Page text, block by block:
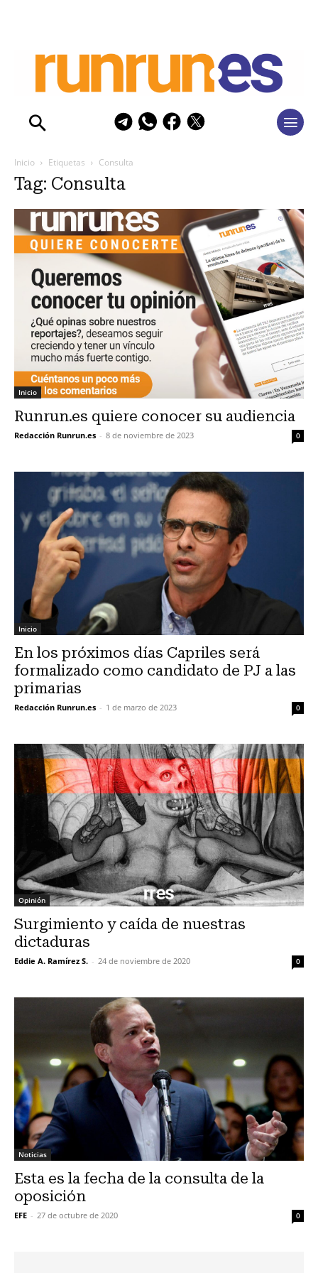
Inicio Etiquetas Consulta
Tag: Consulta
Inicio
Runrun.es quiere conocer su audiencia
Redacción Runrun.es - 8 de noviembre de 2023 0
Inicio
En los próximos días Capriles será
formalizado como candidato de PJ a las
primarias
Redacción Runrun.es - 1 de marzo de 2023 0
Opinión
Surgimiento y caída de nuestras
dictaduras
Eddie A. Ramírez S. - 24 de noviembre de 2020 0
Noticias
Esta es la fecha de la consulta de la
oposición
EFE - 27 de octubre de 2020 0